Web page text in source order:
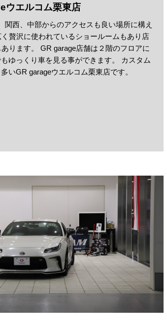
ウエルコム栗東店
西、中部からのアクセスも良い場所に構え
贅沢に使われているショールームもあり店
ります。 GR garage店舗は２階のフロアに
ゆっくり車を見る事ができます。 カスタム
いGR garageウエルコム栗東店です。